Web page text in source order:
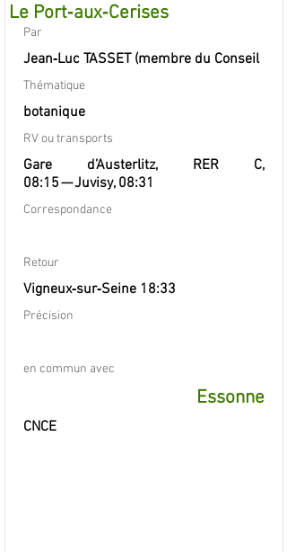
Le Port‐aux‐Cerises
Par
Jean‐Luc TASSET (membre du Conseil
Thématique
botanique
RV ou transports
Gare d’Austerlitz, RER C,
08:15 — Juvisy, 08:31
Correspondance
Retour
Vigneux‐sur‐Seine 18:33
Précision
en commun avec
Essonne
CNCE